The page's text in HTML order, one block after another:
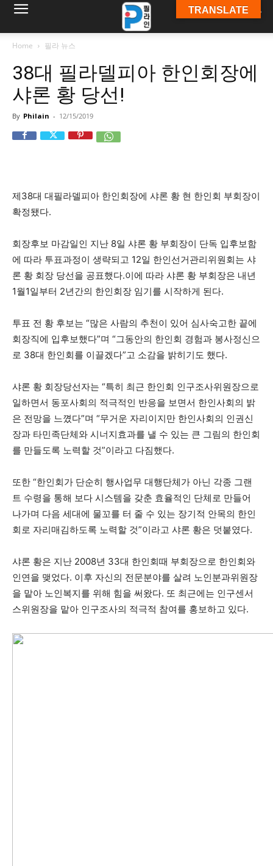
Home 필라 뉴스
38대 필라델피아 한인회장에
샤론 황 당선!
By Philain - 12/15/2019
제38대 대필라델피아 한인회장에 샤론 황 현 한인회 부회장이
확정됐다.
회장후보 마감일인 지난 8일 샤론 황 부회장이 단독 입후보함
에 따라 투표과정이 생략되고 12일 한인선거관리위원회는 샤
론 황 회장 당선을 공표했다.이에 따라 샤론 황 부회장은 내년
1월1일부터 2년간의 한인회장 임기를 시작하게 된다.
투표 전 황 후보는 “많은 사람의 추천이 있어 심사숙고한 끝에
회장직에 입후보했다”며 “그동안의 한인회 경험과 봉사정신으
로 38대 한인회를 이끌겠다”고 소감을 밝히기도 했다.
샤론 황 회장당선자는 “특히 최근 한인회 인구조사위원장으로
일하면서 동포사회의 적극적인 반응을 보면서 한인사회의 밝
은 전망을 느꼈다”며 “무거운 자리이지만 한인사회의 인권신
장과 타민족단체와 시너지효과를 낼 수 있는 큰 그림의 한인회
를 만들도록 노력할 것”이라고 다짐했다.
또한 “한인회가 단순히 행사업무 대행단체가 아닌 각종 그랜
트 수령을 통해 보다 시스템을 갖춘 효율적인 단체로 만들어
나가며 다음 세대에 물꼬를 터 줄 수 있는 장기적 안목의 한인
회로 자리매김하도록 노력할 것”이라고 샤론 황은 덧붙였다.
샤론 황은 지난 2008년 33대 한인회때 부회장으로 한인회와
인연을 맺었다. 이후 자신의 전문분야를 살려 노인분과위원장
을 맡아 노인복지를 위해 힘을 써왔다. 또 최근에는 인구센서
스위원장을 맡아 인구조사의 적극적 참여를 홍보하고 있다.
TRANSLATE